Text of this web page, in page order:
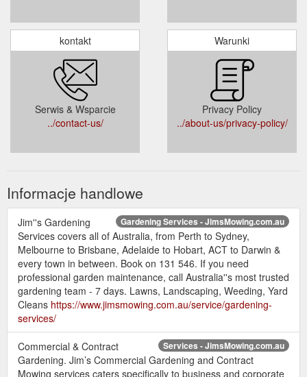
kontakt
Serwis & Wsparcie
../contact-us/
Warunki
Privacy Policy
../about-us/privacy-policy/
Informacje handlowe
Gardening Services - JimsMowing.com.au
Jim''s Gardening
Services covers all of Australia, from Perth to Sydney,
Melbourne to Brisbane, Adelaide to Hobart, ACT to Darwin &
every town in between. Book on 131 546. If you need
professional garden maintenance, call Australia''s most trusted
gardening team - 7 days. Lawns, Landscaping, Weeding, Yard
Cleans https://www.jimsmowing.com.au/service/gardening-
services/
Services - JimsMowing.com.au
Commercial & Contract
Gardening. Jim’s Commercial Gardening and Contract
Mowing services caters specifically to business and corporate